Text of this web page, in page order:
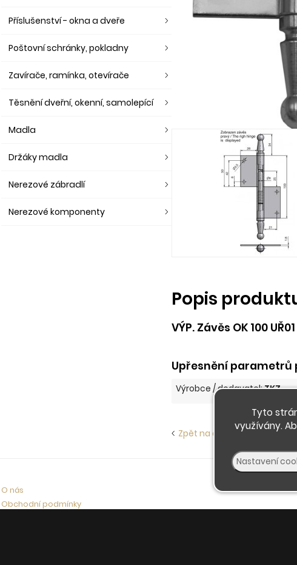
Popis
VÝP. Závěs OK 100
Upřesnění parametrů
Výrobce / dodavatel:TKZ
Zpět na další Stavební
Příslušenství - okna a dveře
Poštovní schránky, pokladny
Zavírače, ramínka, otevírače
Těsnění dveřní, okenní, samolepící
Madla
Držáky madla
Nerezové zábradlí
Nerezové komponenty
O nás
Obchodní podmínky
Tyto
využívány.